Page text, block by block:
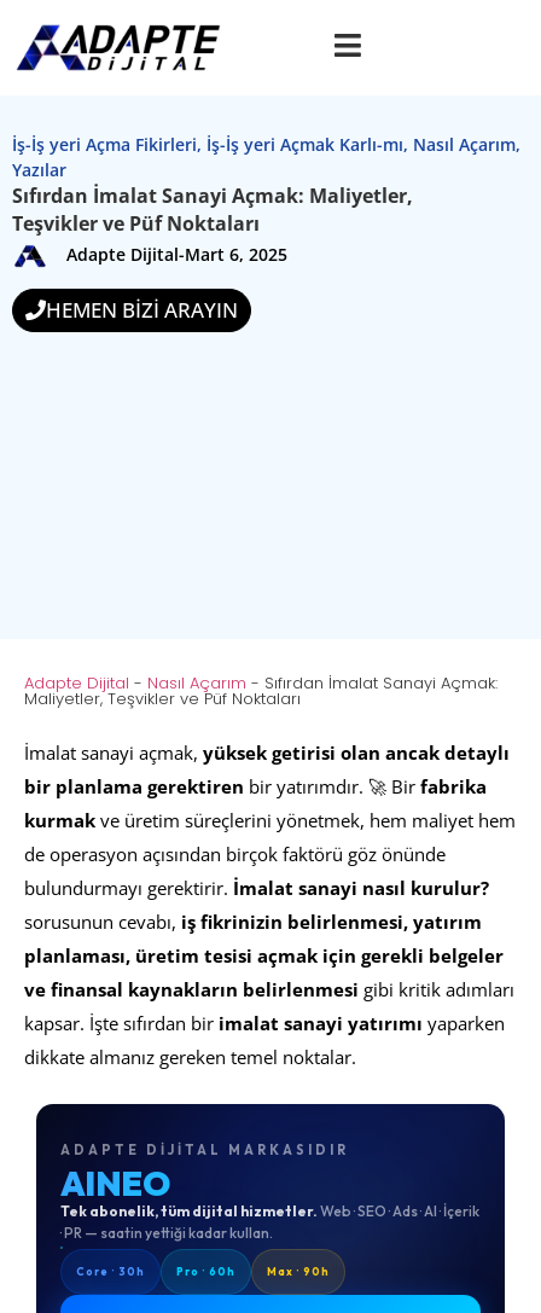
İş-İş yeri Açma Fikirleri, İş-İş yeri Açmak Karlı-mı, Nasıl Açarım,
Yazılar
Sıfırdan İmalat Sanayi Açmak: Maliyetler,
Teşvikler ve Püf Noktaları
Adapte Dijital-Mart 6, 2025
HEMEN BİZİ ARAYIN
Adapte Dijital - Nasıl Açarım - Sıfırdan İmalat Sanayi Açmak:
Maliyetler, Teşvikler ve Püf Noktaları
İmalat sanayi açmak, yüksek getirisi olan ancak detaylı
bir planlama gerektiren bir yatırımdır. 🚀 Bir fabrika
kurmak ve üretim süreçlerini yönetmek, hem maliyet hem
de operasyon açısından birçok faktörü göz önünde
bulundurmayı gerektirir. İmalat sanayi nasıl kurulur?
sorusunun cevabı, iş fikrinizin belirlenmesi, yatırım
planlaması, üretim tesisi açmak için gerekli belgeler
ve finansal kaynakların belirlenmesi gibi kritik adımları
kapsar. İşte sıfırdan bir imalat sanayi yatırımı yaparken
dikkate almanız gereken temel noktalar.
ADAPTE DIJITAL MARKASIDIR
AINEO
Tek abonelik, tüm dijital hizmetler. Web · SEO · Ads · AI · İçerik
· PR — saatin yettiği kadar kullan.
Core · 30h Pro · 60h Max · 90h